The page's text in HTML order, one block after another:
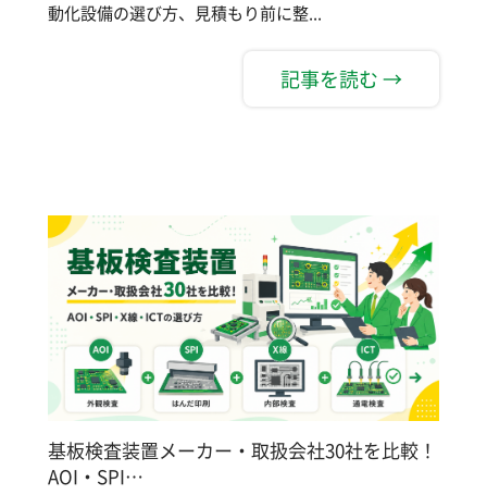
動化設備の選び方、見積もり前に整...
記事を読む →
基板検査装置メーカー・取扱会社30社を比較！
AOI・SPI…